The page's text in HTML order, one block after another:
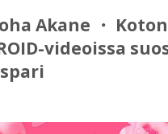
Akane ・
videoissa